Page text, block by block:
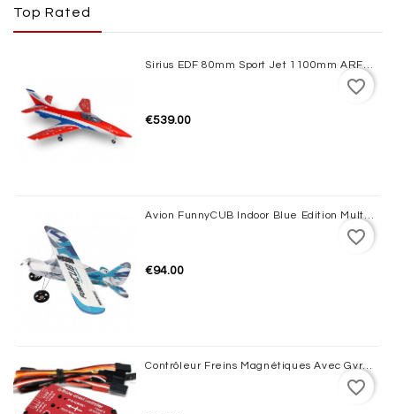
Top Rated
Sirius EDF 80mm Sport Jet 1100mm ARF XFly
€539.00
favorite_border
Avion FunnyCUB Indoor Blue Edition Multiplex
€94.00
favorite_border
Contrôleur Freins Magnétiques Avec Gyro JP HOBBY
favorite_border